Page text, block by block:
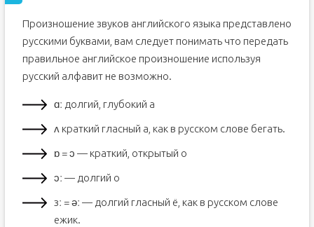
Произношение звуков английского языка представлено
русскими буквами, вам следует понимать что передать
правильное английское произношение используя
русский алфавит не возможно.
ɑː долгий, глубокий а
ʌ краткий гласный а, как в русском слове бегать.
ɒ = ɔ — краткий, открытый о
ɔː — долгий о
зː = əː — долгий гласный ё, как в русском слове
ежик.